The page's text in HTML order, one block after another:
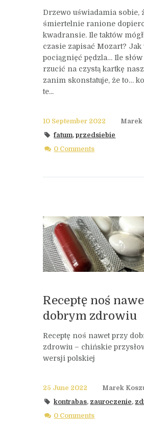
Drzewo uświadamia sobie,
śmiertelnie ranione
kwadransie. Ile taktów
czasie zapisać Mozart? Jak
pociągnięć pędzla… Ile słów
rzucić na czystą kartkę
zanim skonstatuje, że to…
te...
10 September 2022
Marek
fatum,przedsiebie
0 Comments
Receptę noś
dobrym zdrowiu
Receptę noś nawet przy
zdrowiu – chińskie
wersji polskiej
25 June 2022
Marek
kontrabas, zauroczenie,
0 Comments